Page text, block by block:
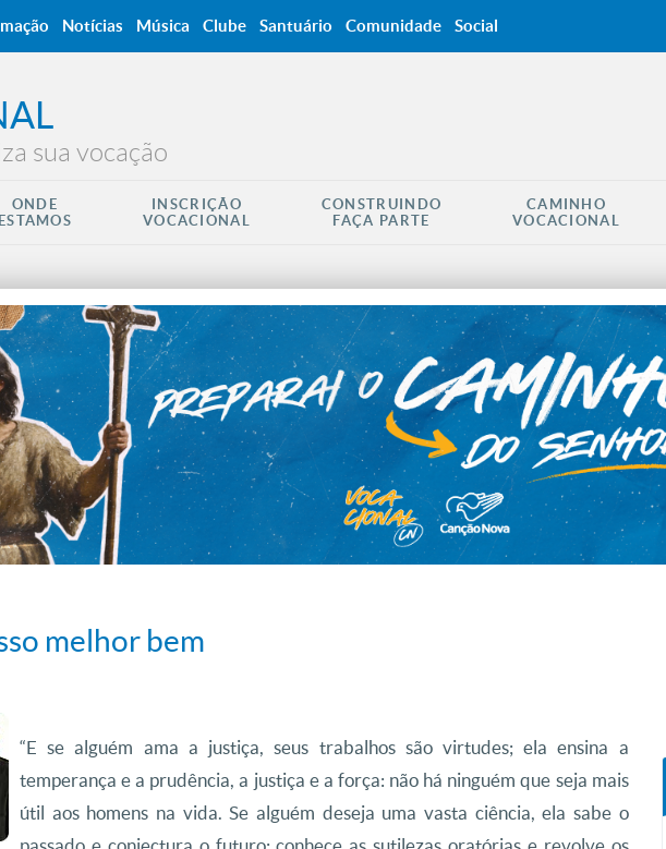
sua vocação
ONDE
ESTAMOS
INSCRIÇÃO
VOCACIONAL
CONSTRUINDO
FAÇA PARTE
CAMINHO
VOCACIONAL
melhor bem
“E se alguém ama a justiça, seus trabalhos são virtudes; ela ensina a
temperança e a prudência, a justiça e a força: não há ninguém que seja mais
útil aos homens na vida. Se alguém deseja uma vasta ciência, ela sabe o
Notícias Música Clube Santuário Comunidade Social